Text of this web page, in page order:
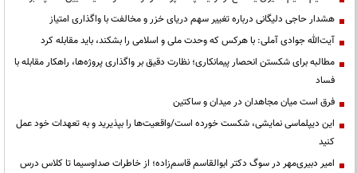
هشدار حاجی دلیگانی درباره تغییر سهم دریای خزر و مخالفت با واگذاری امتیاز
آیت‌الله جوادی آملی: با هرکس که وحدت ملی و اسلامی را بشکند، باید مقابله کرد
مطالبه برای شکستن انحصار پیمانکاری؛ نظارت دقیق بر واگذاری پروژه‌ها، راهکار مقابله با
فساد
فرق است میان مجاهدان در میدان و ساکتین
این دیپلماسی نمایشی، شکست خورده است/واقعیت‌ها را بپذیرید و به تعهدات خود عمل
کنید
امیر دبیری‌مهر در سوگ دکتر ابوالقاسم قاسم‌زاده؛ از خاطرات صداوسیما تا کلاس درس